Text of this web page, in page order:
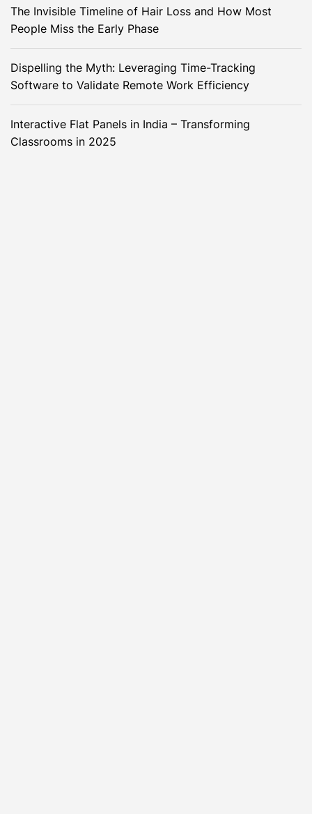
The Invisible Timeline of Hair Loss and How Most
People Miss the Early Phase
Dispelling the Myth: Leveraging Time-Tracking
Software to Validate Remote Work Efficiency
Interactive Flat Panels in India – Transforming
Classrooms in 2025